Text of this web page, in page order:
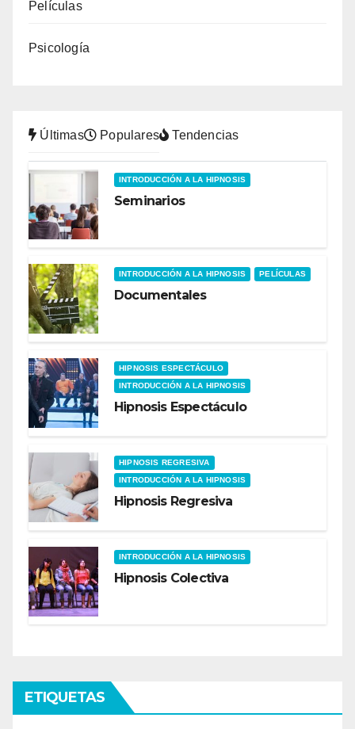
Películas
Psicología
Últimas Populares Tendencias
INTRODUCCIÓN A LA HIPNOSIS
Seminarios
INTRODUCCIÓN A LA HIPNOSIS PELÍCULAS
Documentales
HIPNOSIS ESPECTÁCULO
INTRODUCCIÓN A LA HIPNOSIS
Hipnosis Espectáculo
HIPNOSIS REGRESIVA
INTRODUCCIÓN A LA HIPNOSIS
Hipnosis Regresiva
INTRODUCCIÓN A LA HIPNOSIS
Hipnosis Colectiva
ETIQUETAS